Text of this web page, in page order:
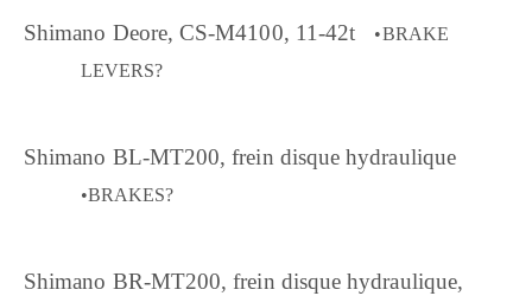
Shimano Deore, CS-M4100, 11-42t •BRAKE
LEVERS?
Shimano BL-MT200, frein disque hydraulique
•BRAKES?
Shimano BR-MT200, frein disque hydraulique,